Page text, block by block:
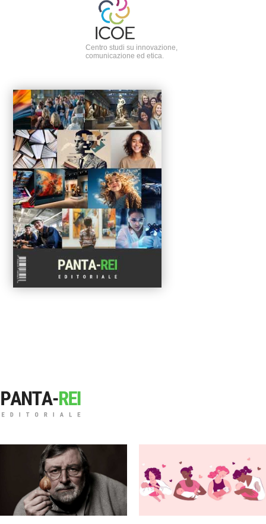
Centro studi su innovazione,
comunicazione ed etica.